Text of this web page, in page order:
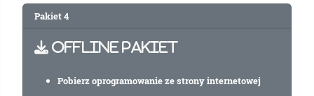
Pakiet 4
OFFLINE PAKIET
Pobierz oprogramowanie ze strony internetowej